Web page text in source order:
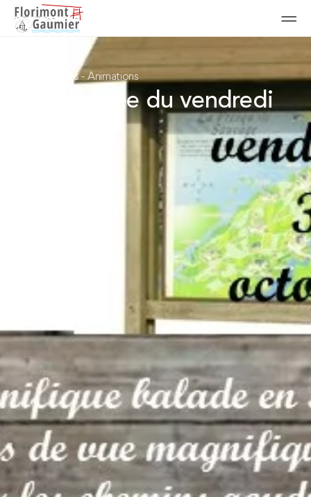
Randonnées- Animations
Randonnée du vendredi